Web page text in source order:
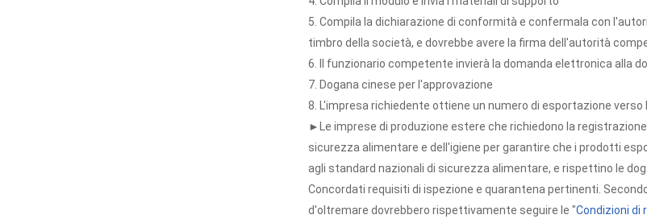
5. Compila la dichiarazione di conformità e confermala con
timbro della società, e dovrebbe avere la firma dell'autorità
6. Il funzionario competente invierà la domanda elettronica alla
7. Dogana cinese per l'approvazione
8. L'impresa richiedente ottiene un numero di esportazione verso
►Le imprese di produzione estere che richiedono la
sicurezza alimentare e dell'igiene per garantire che i prodotti
agli standard nazionali di sicurezza alimentare, e rispettino le
Concordati requisiti di ispezione e quarantena pertinenti.
d'oltremare dovrebbero rispettivamente seguire le "Condizioni di